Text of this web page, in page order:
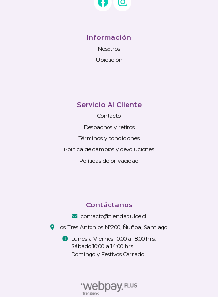
Información
Nosotros
Ubicación
Servicio Al Cliente
Contacto
Despachos y retiros
Términos y condiciones
Política de cambios y devoluciones
Políticas de privacidad
Contáctanos
contacto@tiendadulce.cl
Los Tres Antonios N°200, Ñuñoa, Santiago.
Lunes a Viernes 10:00 a 18:00 hrs.
Sábado 10:00 a 14:00 hrs.
Domingo y Festivos Cerrado